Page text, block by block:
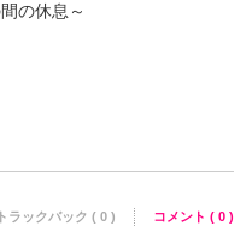
の休息～
トラックバック ( 0 ) コメント ( 0 )